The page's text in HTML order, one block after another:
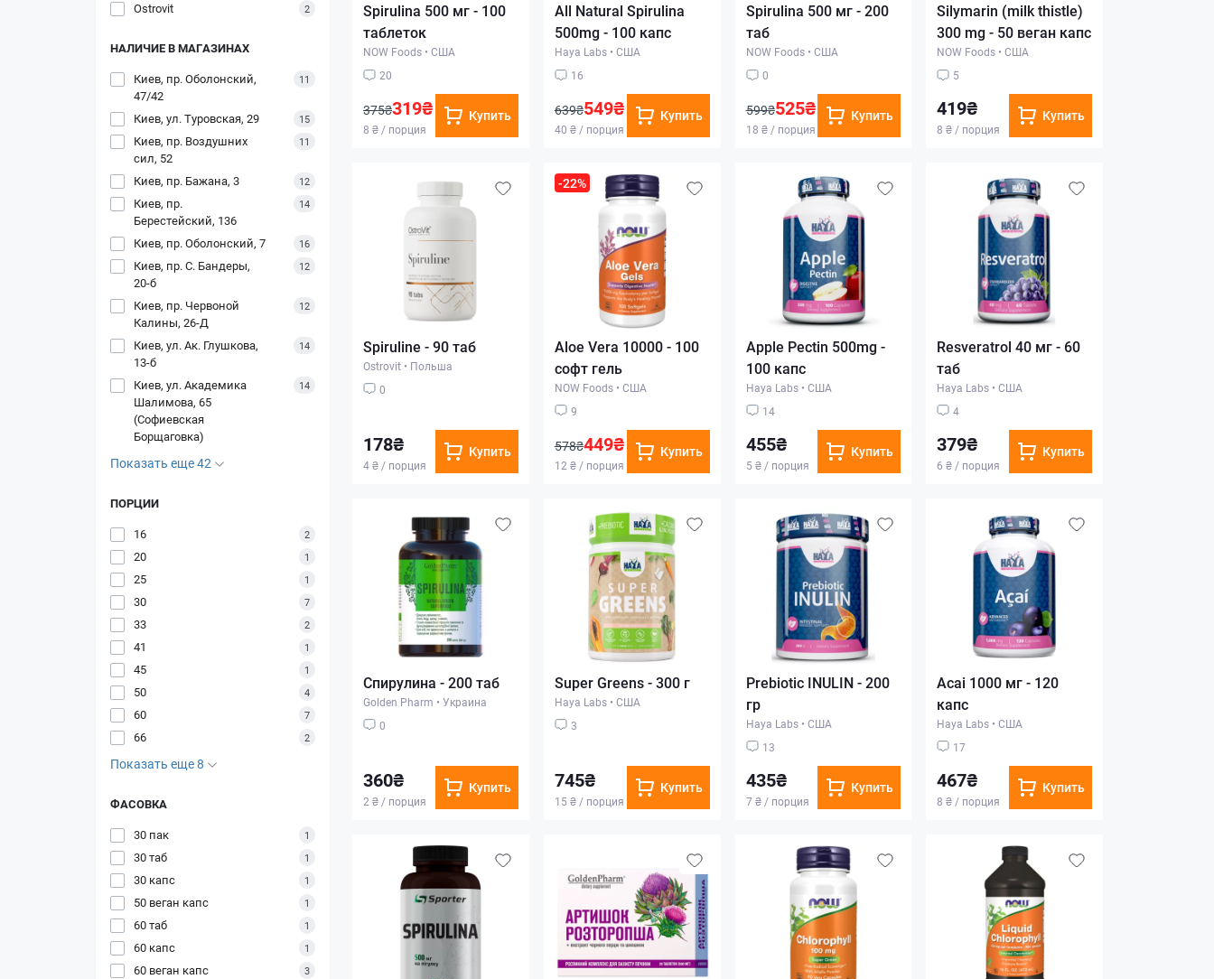
Ostrovit 2
НАЛИЧИЕ В МАГАЗИНАХ
Киев, пр. Оболонский,
47/42
11
Киев, ул. Туровская, 29 15
Киев, пр. Воздушних
сил, 52
11
Киев, пр. Бажана, 3 12
Киев, пр.
Берестейский, 136
14
Киев, пр. Оболонский, 7 16
Киев, пр. С. Бандеры,
20-б
12
Киев, пр. Червоной
Калины, 26-Д
12
Киев, ул. Ак. Глушкова,
13-б
14
Киев, ул. Академика
Шалимова, 65
(Софиевская
Борщаговка)
14
Показать еще 42
ПОРЦИИ
16
2
20 1
25 1
30 7
33 2
41 1
45 1
50 4
60 7
66 2
Показать еще 8
ФАСОВКА
30 пак
1
30 таб 1
30 капс 1
50 веган капс 1
60 таб 1
60 капс 1
60 веган капс 3
Spirulina 500 мг - 100
таблеток
NOW Foods • США
20
375₴319₴
8 ₴ / порция
Купить
All Natural Spirulina
500mg - 100 капс
Haya Labs • США
16
639₴549₴
40 ₴ / порция
Купить
Spirulina 500 мг - 200
таб
NOW Foods • США
0
599₴525₴
18 ₴ / порция
Купить
Silymarin (milk thistle)
300 mg - 50 веган капс
NOW Foods • США
5
419₴
8 ₴ / порция
Купить
Spiruline - 90 таб
Ostrovit • Польша
0
178₴
4 ₴ / порция
Купить
-22%
Aloe Vera 10000 - 100
софт гель
NOW Foods • США
9
578₴449₴
12 ₴ / порция
Купить
Apple Pectin 500mg -
100 капс
Haya Labs • США
14
455₴
5 ₴ / порция
Купить
Resveratrol 40 мг - 60
таб
Haya Labs • США
4
379₴
6 ₴ / порция
Купить
Спирулина - 200 таб
Golden Pharm • Украина
0
360₴
2 ₴ / порция
Купить
Super Greens - 300 г
Haya Labs • США
3
745₴
15 ₴ / порция
Купить
Prebiotic INULIN - 200
гр
Haya Labs • США
13
435₴
7 ₴ / порция
Купить
Acai 1000 мг - 120
капс
Haya Labs • США
17
467₴
8 ₴ / порция
Купить